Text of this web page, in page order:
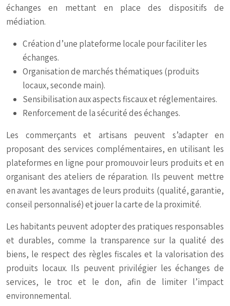
échanges en mettant en place des dispositifs de
médiation.
Création d’une plateforme locale pour faciliter les
échanges.
Organisation de marchés thématiques (produits
locaux, seconde main).
Sensibilisation aux aspects fiscaux et réglementaires.
Renforcement de la sécurité des échanges.
Les commerçants et artisans peuvent s’adapter en
proposant des services complémentaires, en utilisant les
plateformes en ligne pour promouvoir leurs produits et en
organisant des ateliers de réparation. Ils peuvent mettre
en avant les avantages de leurs produits (qualité, garantie,
conseil personnalisé) et jouer la carte de la proximité.
Les habitants peuvent adopter des pratiques responsables
et durables, comme la transparence sur la qualité des
biens, le respect des règles fiscales et la valorisation des
produits locaux. Ils peuvent privilégier les échanges de
services, le troc et le don, afin de limiter l’impact
environnemental.